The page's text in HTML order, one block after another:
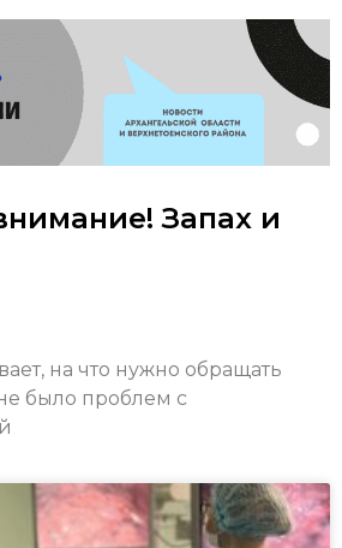
Запах и
на что нужно обращать
было проблем с